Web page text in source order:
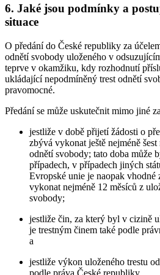
6. Jaké jsou podmínky a
situace
O předání do České republiky za
odnětí svobody uloženého v
teprve v okamžiku, kdy rozhodnutí
ukládající nepodmíněný trest odnětí
pravomocné.
Předání se může uskutečnit mimo jiné
jestliže v době přijetí žádosti o
zbývá vykonat ještě nejméně
odnětí svobody; tato doba může
případech, v případech jiných
Evropské unie je naopak
vykonat nejméně 12 měsíců z
svobody;
jestliže čin, za který byl v cizině
je trestným činem také podle
a
jestliže výkon uloženého trestu
podle práva České republiky.